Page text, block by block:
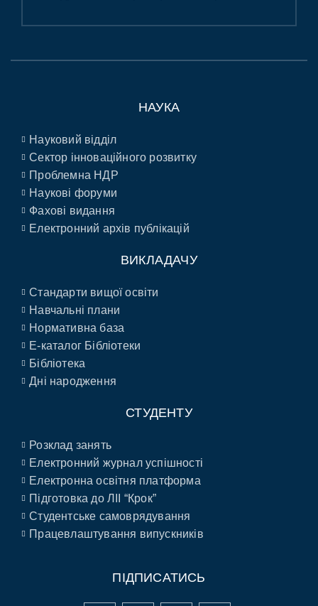
НАУКА
Науковий відділ
Сектор інноваційного розвитку
Проблемна НДР
Наукові форуми
Фахові видання
Електронний архів публікацій
ВИКЛАДАЧУ
Стандарти вищої освіти
Навчальні плани
Нормативна база
E-каталог Бібліотеки
Бібліотека
Дні народження
СТУДЕНТУ
Розклад занять
Електронний журнал успішності
Електронна освітня платформа
Підготовка до ЛІІ “Крок”
Студентське самоврядування
Працевлаштування випускників
ПІДПИСАТИСЬ